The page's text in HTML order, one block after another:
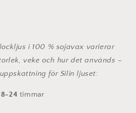
i 100 % sojavax varierar
veke och hur det används –
för Silin ljuset:
24 timmar